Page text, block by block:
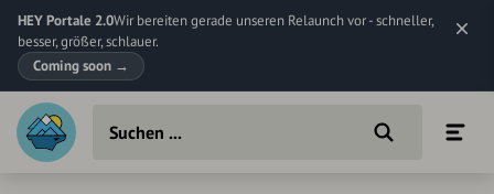
HEY Portale 2.0Wir bereiten gerade unseren Relaunch vor - schneller,
besser, größer, schlauer.
Coming soon →